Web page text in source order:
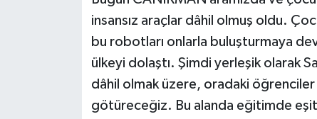
insansız araçlar dâhil olmuş oldu.
bu robotları onlarla buluşturmaya
ülkeyi dolaştı. Şimdi yerleşik olarak
dâhil olmak üzere, oradaki öğrenciler
götüreceğiz. Bu alanda eğitimde